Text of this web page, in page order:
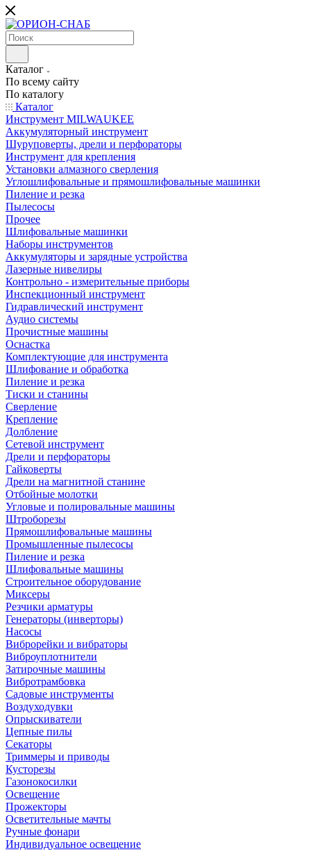
Каталог
По всему сайту
По каталогу
Каталог
Инструмент MILWAUKEE
Аккумуляторный инструмент
Шуруповерты, дрели и перфораторы
Инструмент для крепления
Установки алмазного сверления
Углошлифовальные и прямошлифовальные машинки
Пиление и резка
Пылесосы
Прочее
Шлифовальные машинки
Наборы инструментов
Аккумуляторы и зарядные устройства
Лазерные нивелиры
Контрольно - измерительные приборы
Инспекционный инструмент
Гидравлический инструмент
Аудио системы
Прочистные машины
Оснастка
Комплектующие для инструмента
Шлифование и обработка
Пиление и резка
Тиски и станины
Сверление
Крепление
Долбление
Сетевой инструмент
Дрели и перфораторы
Гайковерты
Дрели на магнитной станине
Отбойные молотки
Угловые и полировальные машины
Штроборезы
Прямошлифовальные машины
Промышленные пылесосы
Пиление и резка
Шлифовальные машины
Строительное оборудование
Миксеры
Резчики арматуры
Генераторы (инверторы)
Насосы
Виброрейки и вибраторы
Виброуплотнители
Затирочные машины
Вибротрамбовка
Садовые инструменты
Воздуходувки
Опрыскиватели
Цепные пилы
Секаторы
Триммеры и приводы
Кусторезы
Газонокосилки
Освещение
Прожекторы
Осветительные мачты
Ручные фонари
Индивидуальное освещение